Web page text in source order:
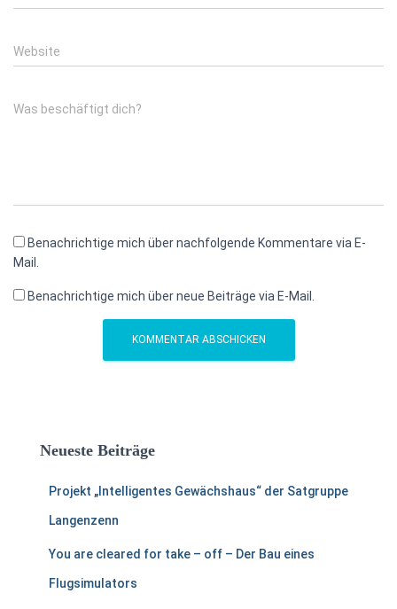
Website
Was beschäftigt dich?
Benachrichtige mich über nachfolgende Kommentare via E-
Mail.
Benachrichtige mich über neue Beiträge via E-Mail.
Neueste Beiträge
Projekt „Intelligentes Gewächshaus“ der Satgruppe
Langenzenn
You are cleared for take – off – Der Bau eines
Flugsimulators